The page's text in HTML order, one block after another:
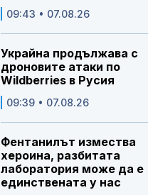
09:43 • 07.08.26
Украйна продължава с
дроновите атаки по
Wildberries в Русия
09:39 • 07.08.26
Фентанилът измества
хероина, разбитата
лаборатория може да е
единствената у нас